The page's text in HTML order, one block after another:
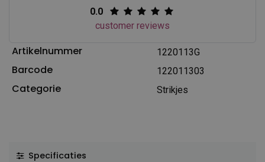
0.0
customer reviews
Artikelnummer 1220113G
Barcode 122011303
Categorie Strikjes
Specificaties